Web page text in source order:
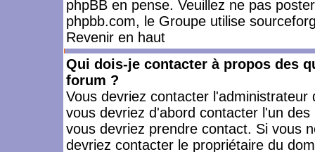
phpBB en pense. Veuillez ne pas
phpbb.com, le Groupe utilise
Revenir en haut
Qui dois-je contacter à propos des
forum ?
Vous devriez contacter
vous devriez d'abord contacter l'un
vous devriez prendre contact. Si vous
devriez contacter le propriétaire du